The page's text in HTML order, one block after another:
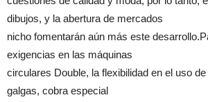
dibujos, y la abertura de mercados
nicho fomentarán aún más este
exigencias en las máquinas
circulares Double, la flexibilidad en el uso
galgas, cobra especial